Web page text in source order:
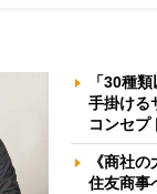
「30種
手掛ける
コンセプ
《商社
住友商事